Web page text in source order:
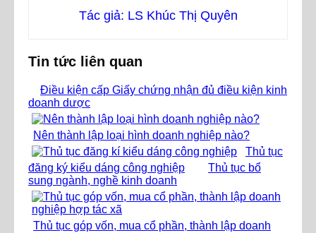
Tác giả: LS Khúc Thị Quyên
Tin tức liên quan
Điều kiện cấp Giấy chứng nhận đủ điều kiện kinh
doanh dược
Nên thành lập loại hình doanh nghiệp nào?
Thủ tục
đăng ký kiểu dáng công nghiệp
Thủ tục bổ
sung ngành, nghề kinh doanh
Thủ tục góp vốn, mua cổ phần, thành lập doanh